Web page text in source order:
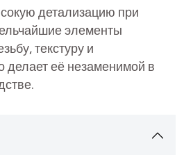
детализацию при
элементы
текстуру и
делает её незаменимой в